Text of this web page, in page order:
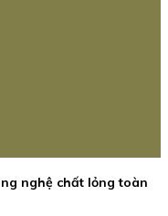
nghệ chất lỏng toàn